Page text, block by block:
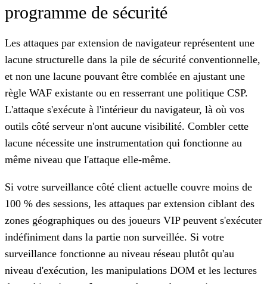
programme de sécurité
Les attaques par extension de navigateur représentent une
lacune structurelle dans la pile de sécurité conventionnelle,
et non une lacune pouvant être comblée en ajustant une
règle WAF existante ou en resserrant une politique CSP.
L'attaque s'exécute à l'intérieur du navigateur, là où vos
outils côté serveur n'ont aucune visibilité. Combler cette
lacune nécessite une instrumentation qui fonctionne au
même niveau que l'attaque elle-même.
Si votre surveillance côté client actuelle couvre moins de
100 % des sessions, les attaques par extension ciblant des
zones géographiques ou des joueurs VIP peuvent s'exécuter
indéfiniment dans la partie non surveillée. Si votre
surveillance fonctionne au niveau réseau plutôt qu'au
niveau d'exécution, les manipulations DOM et les lectures